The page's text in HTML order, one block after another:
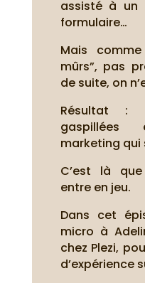
assisté à un
formulaire…
Mais
mûrs”, pas
de suite, on
Résultat :
marketing qui
C’est là
entre en jeu.
Dans cet
micro à
chez Plezi,
d’expérience